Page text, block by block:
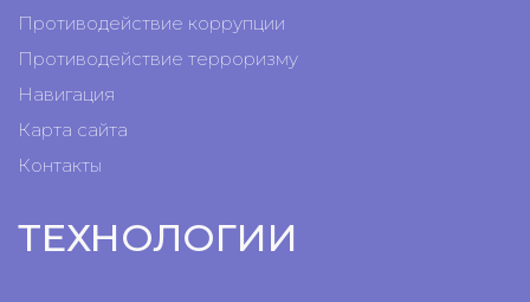
Противодействие коррупции
Противодействие терроризму
Навигация
Карта сайта
Контакты
ТЕХНОЛОГИИ